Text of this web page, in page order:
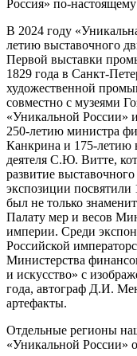
В 2024 году
летию выставочного
Первой выставки
1829 года в Санкт-
художественной
совместно с музеями
«Уникальной России»
250-летию министра
Канкрина и 175-летию
деятеля С.Ю. Витте,
развитие
экспозиции
был не только
Палату мер и весов
империи. Среди
Российской
Министерства
и искусство» с
года, автограф Д.И.
артефакты.
Отдельные регионы
«Уникальной России»